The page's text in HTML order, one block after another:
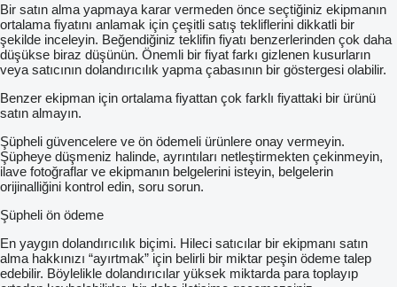
Bir satın alma yapmaya karar vermeden önce seçtiğiniz ekipmanın
ortalama fiyatını anlamak için çeşitli satış tekliflerini dikkatli bir
şekilde inceleyin. Beğendiğiniz teklifin fiyatı benzerlerinden çok daha
düşükse biraz düşünün. Önemli bir fiyat farkı gizlenen kusurların
veya satıcının dolandırıcılık yapma çabasının bir göstergesi olabilir.
Benzer ekipman için ortalama fiyattan çok farklı fiyattaki bir ürünü
satın almayın.
Şüpheli güvencelere ve ön ödemeli ürünlere onay vermeyin.
Şüpheye düşmeniz halinde, ayrıntıları netleştirmekten çekinmeyin,
ilave fotoğraflar ve ekipmanın belgelerini isteyin, belgelerin
orijinalliğini kontrol edin, soru sorun.
Şüpheli ön ödeme
En yaygın dolandırıcılık biçimi. Hileci satıcılar bir ekipmanı satın
alma hakkınızı “ayırtmak” için belirli bir miktar peşin ödeme talep
edebilir. Böylelikle dolandırıcılar yüksek miktarda para toplayıp